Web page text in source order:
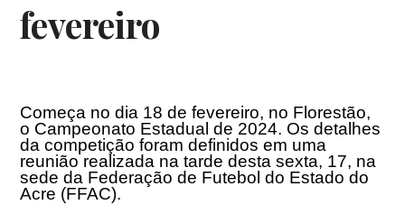
fevereiro
Começa no dia 18 de fevereiro, no Florestão,
o Campeonato Estadual de 2024. Os detalhes
da competição foram definidos em uma
reunião realizada na tarde desta sexta, 17, na
sede da Federação de Futebol do Estado do
Acre (FFAC).